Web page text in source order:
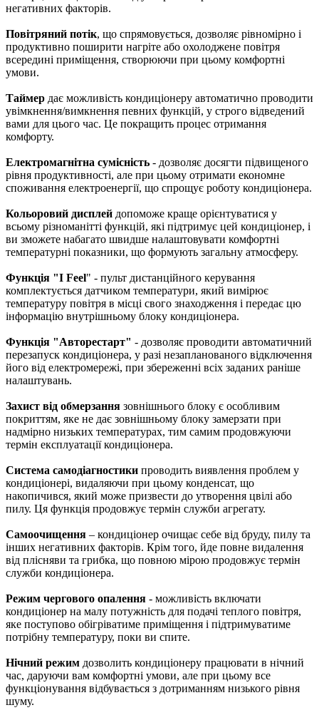
негативних факторів.
Повітряний потік, що спрямовується, дозволяє рівномірно і
продуктивно поширити нагріте або охолоджене повітря
всередині приміщення, створюючи при цьому комфортні
умови.
Таймер дає можливість кондиціонеру автоматично проводити
увімкнення/вимкнення певних функцій, у строго відведений
вами для цього час. Це покращить процес отримання
комфорту.
Електромагнітна сумісність - дозволяє досягти підвищеного
рівня продуктивності, але при цьому отримати економне
споживання електроенергії, що спрощує роботу кондиціонера.
Кольоровий дисплей допоможе краще орієнтуватися у
всьому різноманітті функцій, які підтримує цей кондиціонер, і
ви зможете набагато швидше налаштовувати комфортні
температурні показники, що формують загальну атмосферу.
Функція "I Feel" - пульт дистанційного керування
комплектується датчиком температури, який вимірює
температуру повітря в місці свого знаходження і передає цю
інформацію внутрішньому блоку кондиціонера.
Функція "Авторестарт" - дозволяє проводити автоматичний
перезапуск кондиціонера, у разі незапланованого відключення
його від електромережі, при збереженні всіх заданих раніше
налаштувань.
Захист від обмерзання зовнішнього блоку є особливим
покриттям, яке не дає зовнішньому блоку замерзати при
надмірно низьких температурах, тим самим продовжуючи
термін експлуатації кондиціонера.
Система самодіагностики проводить виявлення проблем у
кондиціонері, видаляючи при цьому конденсат, що
накопичився, який може призвести до утворення цвілі або
пилу. Ця функція продовжує термін служби агрегату.
Самоочищення – кондиціонер очищає себе від бруду, пилу та
інших негативних факторів. Крім того, йде повне видалення
від плісняви та грибка, що повною мірою продовжує термін
служби кондиціонера.
Режим чергового опалення - можливість включати
кондиціонер на малу потужність для подачі теплого повітря,
яке поступово обігріватиме приміщення і підтримуватиме
потрібну температуру, поки ви спите.
Нічний режим дозволить кондиціонеру працювати в нічний
час, даруючи вам комфортні умови, але при цьому все
функціонування відбувається з дотриманням низького рівня
шуму.